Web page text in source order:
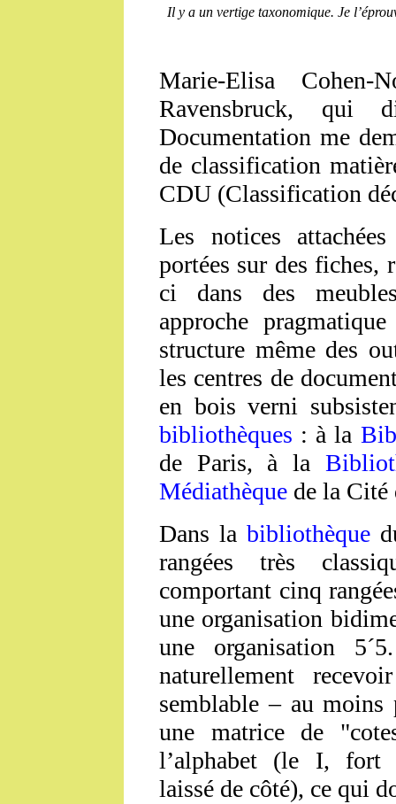
Il y a un vertige taxonomique. Je
Marie-Elisa Cohen-
Ravensbruck,
Documentation me
de classification
CDU (Classification
Les notices
portées sur des fiches,
ci dans des
approche
structure même des
les centres de
en bois verni
bibliothèques : à la
de Paris, à la
Médiathèque de la Cité
Dans la bibliothèque
rangées très
comportant cinq
une organisation
une organisation
naturellement
semblable – au
une matrice de
l’alphabet (le I, fort
laissé de côté), ce qui